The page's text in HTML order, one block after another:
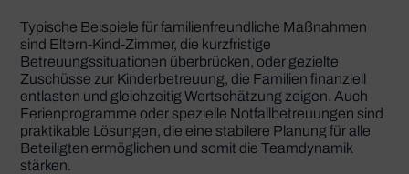
Typische Beispiele für familienfreundliche Maßnahmen
sind Eltern-Kind-Zimmer, die kurzfristige
Betreuungssituationen überbrücken, oder gezielte
Zuschüsse zur Kinderbetreuung, die Familien finanziell
entlasten und gleichzeitig Wertschätzung zeigen. Auch
Ferienprogramme oder spezielle Notfallbetreuungen sind
praktikable Lösungen, die eine stabilere Planung für alle
Beteiligten ermöglichen und somit die Teamdynamik
stärken.